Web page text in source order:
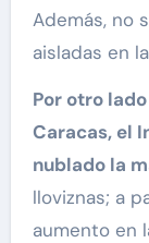
Además, no
aisladas en
Por otro
Caracas, el
nublado la
lloviznas; a
aumento en